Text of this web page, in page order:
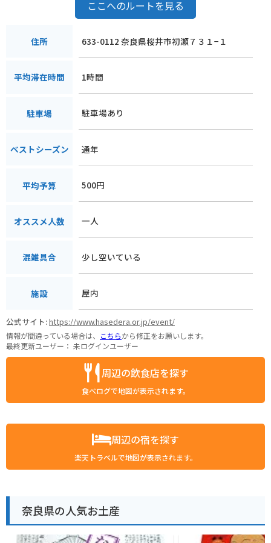
ここへのルートを見る
住所 633-0112 奈良県桜井市初瀬７３１−１
平均滞在時間 1時間
駐車場 駐車場あり
ベストシーズン 通年
平均予算 500円
オススメ人数 一人
混雑具合 少し空いている
施設 屋内
公式サイト:https://www.hasedera.or.jp/event/
情報が間違っている場合は、 こちらから修正をお願いします。
最終更新ユーザー： 未ログインユーザー
周辺の飲食店を探す
食べログで地図が表示されます。
周辺の宿を探す
楽天トラベルで地図が表示されます。
奈良県の人気お土産